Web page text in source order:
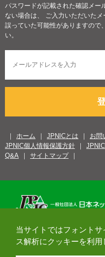
当サイトではフォント
ス解析にクッキーを利用
パスワードが記載された確認メー
ない場合は、 ご入力いただいた
誤っていた可能性がありますので
い。
ホーム JPNICとは お問
JPNIC個人情報保護方針
Q&A
サイトマップ
Copyright© 1996-2026 Japan